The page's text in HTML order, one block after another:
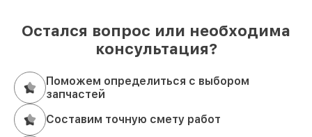
Остался вопрос или необходима
консультация?
Поможем определиться с выбором
запчастей
Составим точную смету работ